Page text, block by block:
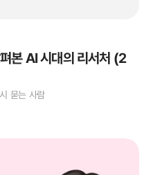
본 AI 시대의 리서처 (2
묻는 사람